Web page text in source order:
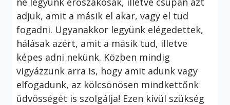
adjuk, amit a másik el akar, vagy el tud
fogadni. Ugyanakkor legyünk elégedettek,
hálásak azért, amit a másik tud, illetve
képes adni nekünk. Közben mindig
vigyázzunk arra is, hogy amit adunk vagy
elfogadunk, az kölcsönösen mindkettőnk
üdvösségét is szolgálja! Ezen kívül szükség